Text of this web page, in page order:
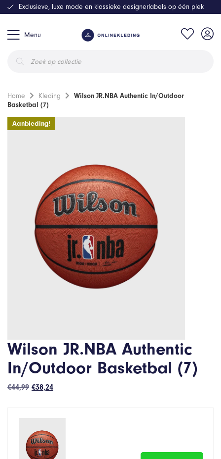
Menu
zoeken
Exclusieve, luxe mode en klassieke designerlabels op één plek
Home Kleding
Wilson JR.NBA Authentic In/Outdoor
Basketbal (7)
Aanbieding!
Wilson JR.NBA Authentic
In/Outdoor Basketbal (7)
€44,99 Oorspronkelijke
€38,24Huidige